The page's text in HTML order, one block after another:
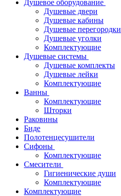
Душевое оборудование
Душевые двери
Душевые кабины
Душевые перегородки
Душевые уголки
Комплектующие
Душевые системы
Душевые комплекты
Душевые лейки
Комплектующие
Ванны
Комплектующие
Шторки
Раковины
Биде
Полотенцесушители
Сифоны
Комплектующие
Смесители
Гигиенические души
Комплектующие
Комплектующие